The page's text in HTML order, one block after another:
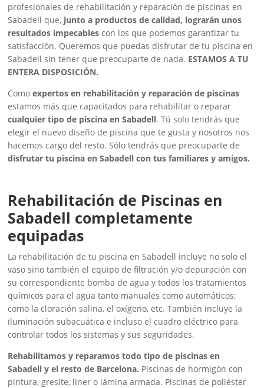
profesionales de rehabilitación y reparación de piscinas en
Sabadell que, junto a productos de calidad, lograrán unos
resultados impecables con los que podemos garantizar tu
satisfacción. Queremos que puedas disfrutar de tu piscina en
Sabadell sin tener que preocuparte de nada. ESTAMOS A TU
ENTERA DISPOSICIÓN.
Comoexpertos en rehabilitación y reparación de piscinas
estamos más que capacitados para rehabilitar o reparar
cualquier tipo de piscina en Sabadell. Tú solo tendrás que
elegir el nuevo diseño de piscina que te gusta y nosotros nos
hacemos cargo del resto. Sólo tendrás que preocuparte de
disfrutar tu piscina en Sabadell con tus familiares y amigos.
Rehabilitación de Piscinas en
Sabadell completamente
equipadas
La rehabilitación de tu piscina en Sabadell incluye no solo el
vaso sino también el equipo de filtración y/o depuración con
su correspondiente bomba de agua y todos los tratamientos
químicos para el agua tanto manuales como automáticos;
como la cloración salina, el oxígeno, etc. También incluye la
iluminación subacuática e incluso el cuadro eléctrico para
controlar todos los sistemas y sus seguridades.
Rehabilitamos y reparamos todo tipo de piscinas en
Sabadell y el resto de Barcelona. Piscinas de hormigón con
pintura, gresite, liner o lámina armada. Piscinas de poliéster